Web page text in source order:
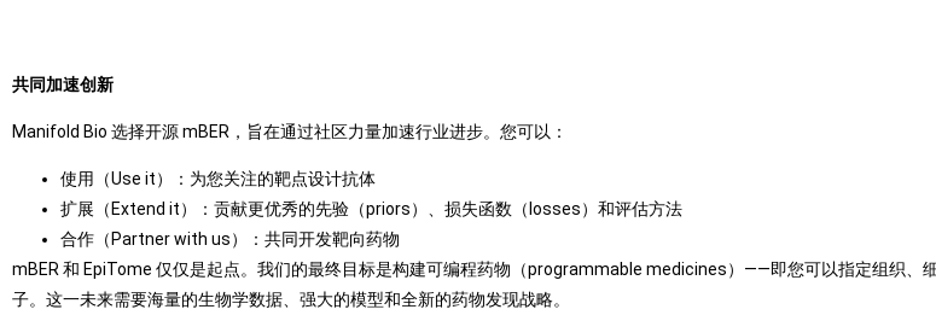
共同加速创新
Manifold Bio 选择开源 mBER，旨在通过社区力量加速行业进步。您可以：
使用（Use it）：为您关注的靶点设计抗体
扩展（Extend it）：贡献更优秀的先验（priors）、损失函数（losses）和评估方法
合作（Partner with us）：共同开发靶向药物
mBER 和 EpiTome 仅仅是起点。我们的最终目标是构建可编程药物（programmable medicines）——即您可以指定组织、
子。这一未来需要海量的生物学数据、强大的模型和全新的药物发现战略。